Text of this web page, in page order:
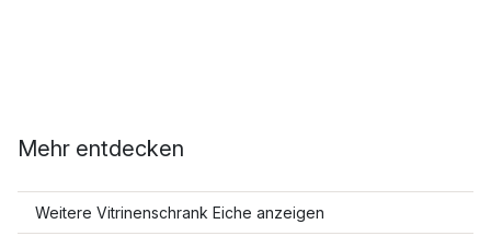
Mehr entdecken
Weitere Vitrinenschrank Eiche anzeigen